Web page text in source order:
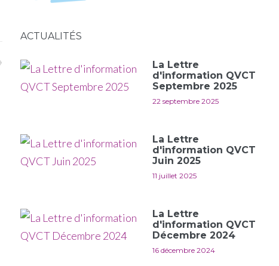
ACTUALITÉS
La Lettre
d'information QVCT
Septembre 2025
22 septembre 2025
La Lettre
d'information QVCT
Juin 2025
11 juillet 2025
La Lettre
d'information QVCT
Décembre 2024
16 décembre 2024